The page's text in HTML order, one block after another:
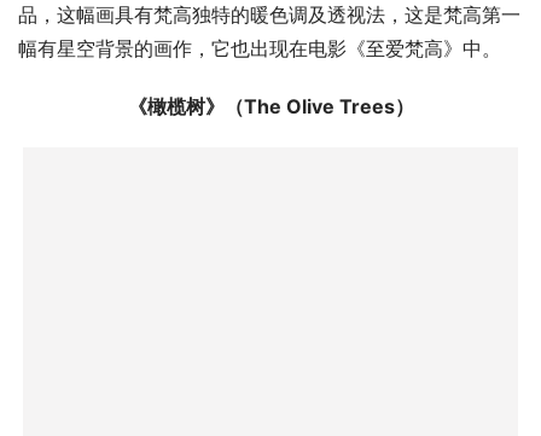
品，这幅画具有梵高独特的暖色调及透视法，这是梵高第一
幅有星空背景的画作，它也出现在电影《至爱梵高》中。
《橄榄树》（The Olive Trees）